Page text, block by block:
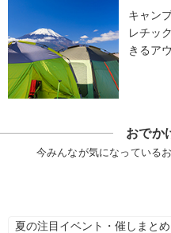
キャン
レチッ
きるア
おでか
今みんなが気になっている
夏の注目イベント・催しまとめ